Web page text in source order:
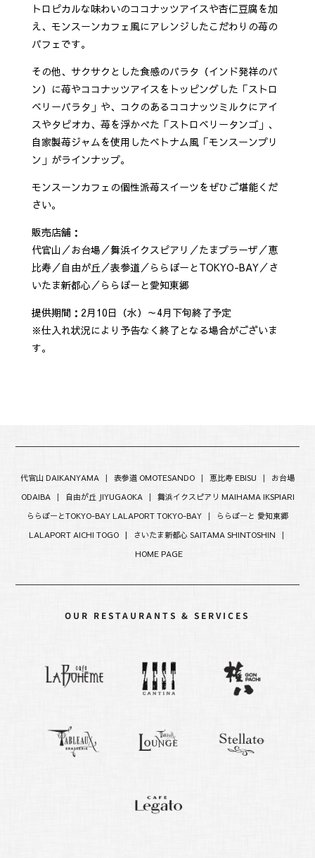
トロピカルな味わいのココナッツアイスや杏仁豆腐を加
え、モンスーンカフェ風にアレンジしたこだわりの苺の
パフェです。
その他、サクサクとした食感のパラタ（インド発祥のパ
ン）に苺やココナッツアイスをトッピングした「ストロ
ベリーパラタ」や、コクのあるココナッツミルクにアイ
スやタピオカ、苺を浮かべた「ストロベリータンゴ」、
自家製苺ジャムを使用したベトナム風「モンスーンプリ
ン」がラインナップ。
モンスーンカフェの個性派苺スイーツをぜひご堪能くだ
さい。
販売店舗：
代官山／お台場／舞浜イクスピアリ／たまプラーザ／恵
比寿／自由が丘／表参道／ららぽーとTOKYO-BAY／さ
いたま新都心／ららぽーと愛知東郷
提供期間：2月10日（水）～4月下旬終了予定
※仕入れ状況により予告なく終了となる場合がございま
す。
代官山 DAIKANYAMA | 表参道 OMOTESANDO | 恵比寿 EBISU | お台場
ODAIBA | 自由が丘 JIYUGAOKA | 舞浜イクスピアリ MAIHAMA IKSPIARI
ららぽーとTOKYO-BAY LALAPORT TOKYO-BAY |
ららぽーと 愛知東郷
LALAPORT AICHI TOGO | さいたま新都心 SAITAMA SHINTOSHIN |
HOME PAGE
OUR RESTAURANTS & SERVICES